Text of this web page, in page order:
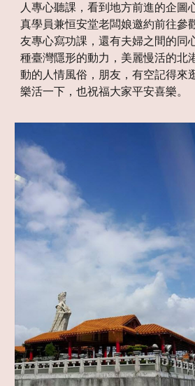
人專心聽課，看到地方前進的企圖
真學員兼恒安堂老闆娘邀約前往參
友專心寫功課，還有夫婦之間的同
種臺灣隱形的動力，美麗慢活的北
動的人情風俗，朋友，有空記得來
樂活一下，也祝福大家平安喜樂。